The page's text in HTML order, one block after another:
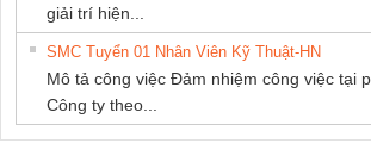
giải trí hiện...
SMC Tuyển 01 Nhân Viên Kỹ Thuật-HN
Mô tả công việc Đảm nhiệm công việc tại
Công ty theo...